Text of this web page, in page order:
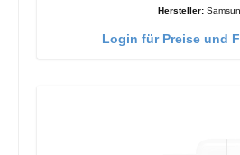
Hersteller:
Login für Preise und